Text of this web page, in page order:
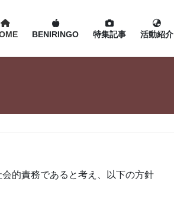
BENIRINGO 特集記事 活動紹介
的責務であると考え、以下の方針